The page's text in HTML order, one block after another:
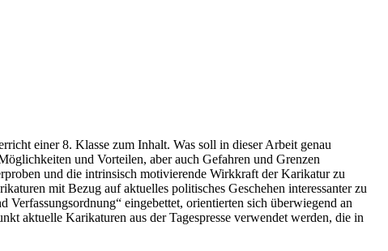
einer 8. Klasse zum Inhalt. Was soll in dieser Arbeit genau
und Vorteilen, aber auch Gefahren und Grenzen
und die intrinsisch motivierende Wirkkraft der Karikatur zu
mit Bezug auf aktuelles politisches Geschehen interessanter zu
Verfassungsordnung“ eingebettet, orientierten sich überwiegend an
aktuelle Karikaturen aus der Tagespresse verwendet werden, die in